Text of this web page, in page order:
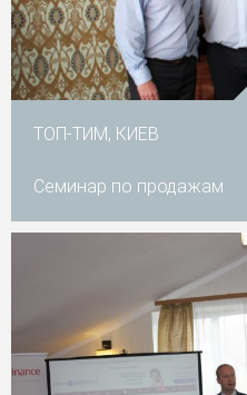
ТОП-ТИМ, КИЕВ
Семинар по продажам